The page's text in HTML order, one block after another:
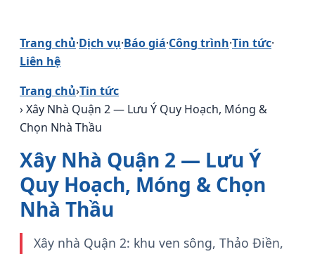
Trang chủ·Dịch vụ·Báo giá·Công trình·Tin tức·
Liên hệ
Trang chủ›Tin tức
› Xây Nhà Quận 2 — Lưu Ý Quy Hoạch, Móng &
Chọn Nhà Thầu
Xây Nhà Quận 2 — Lưu Ý
Quy Hoạch, Móng & Chọn
Nhà Thầu
Xây nhà Quận 2: khu ven sông, Thảo Điền,